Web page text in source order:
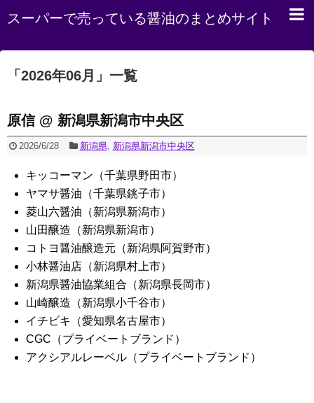
スーパーで売っている醤油のまとめサイト
「 2026年06月 」 一覧
原信 @ 新潟県新潟市中央区
2026/6/28 新潟県, 新潟県新潟市中央区
キッコーマン（千葉県野田市）
ヤマサ醤油（千葉県銚子市）
菱山六醤油（新潟県新潟市）
山田醸造（新潟県新潟市）
コトヨ醤油醸造元（新潟県阿賀野市）
小林醤油店（新潟県村上市）
新潟県醤油協業組合（新潟県長岡市）
山崎醸造（新潟県小千谷市）
イチビキ（愛知県名古屋市）
CGC（プライベートブランド）
アクシアルレーベル（プライベートブランド）